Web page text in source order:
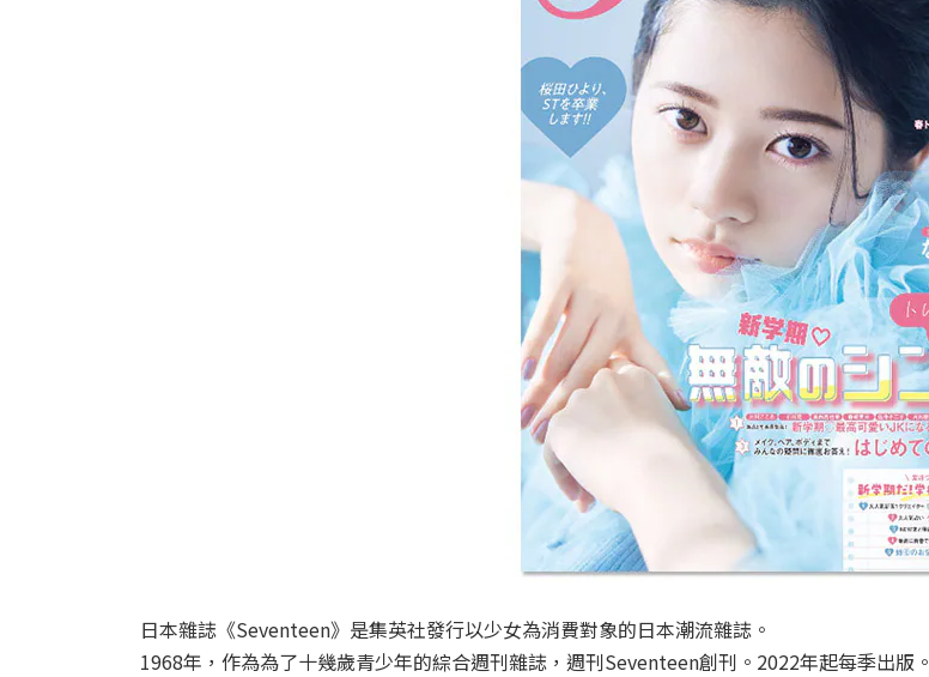
日本雜誌《Seventeen》是集英社發行以少女為消費對象的日本潮流雜誌。
1968年，作為為了十幾歲青少年的綜合週刊雜誌，週刊Seventeen創刊。2022年起每季出版。